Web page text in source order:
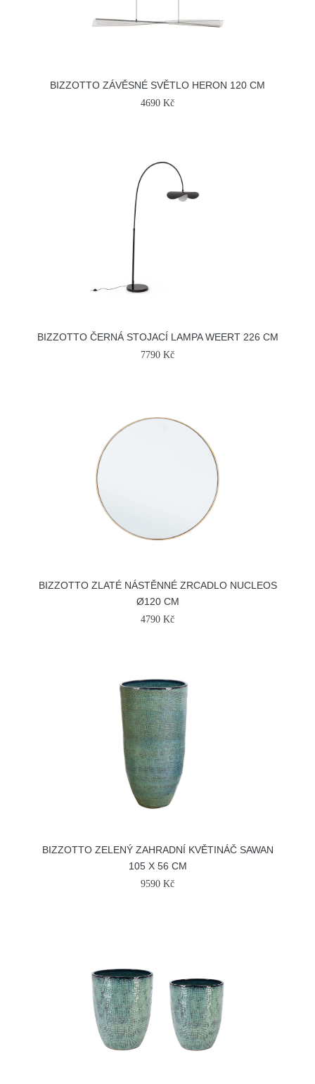
BIZZOTTO ZÁVĚSNÉ SVĚTLO HERON 120 CM
4690 Kč
BIZZOTTO ČERNÁ STOJACÍ LAMPA WEERT 226 CM
7790 Kč
BIZZOTTO ZLATÉ NÁSTĚNNÉ ZRCADLO NUCLEOS
Ø120 CM
4790 Kč
BIZZOTTO ZELENÝ ZAHRADNÍ KVĚTINÁČ SAWAN
105 X 56 CM
9590 Kč